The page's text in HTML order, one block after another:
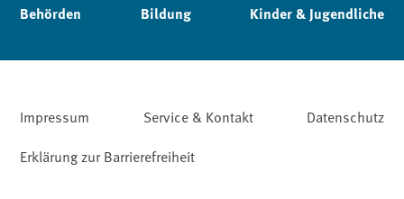
Behörden Bildung Kinder & Jugendliche
Impressum Service & Kontakt
Datenschutz
Erklärung zur Barrierefreiheit